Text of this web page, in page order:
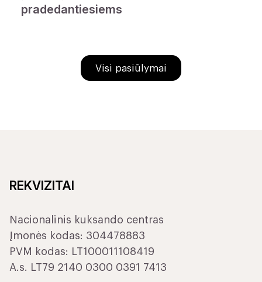
pradedantiesiems
Visi pasiūlymai
REKVIZITAI
Nacionalinis kuksando centras
Įmonės kodas: 304478883
PVM kodas: LT100011108419
A.s. LT79 2140 0300 0391 7413